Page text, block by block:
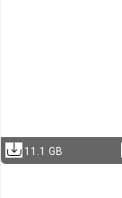
11.1 GB